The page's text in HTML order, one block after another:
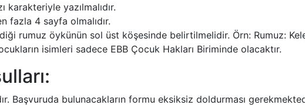
karakteriyle yazılmalıdır.
fazla 4 sayfa olmalıdır.
rumuz öykünün sol üst köşesinde belirtilmelidir. Örn: Rumuz:
isimleri sadece EBB Çocuk Hakları Biriminde olacaktır.
Başvuruda bulunacakların formu eksiksiz doldurması